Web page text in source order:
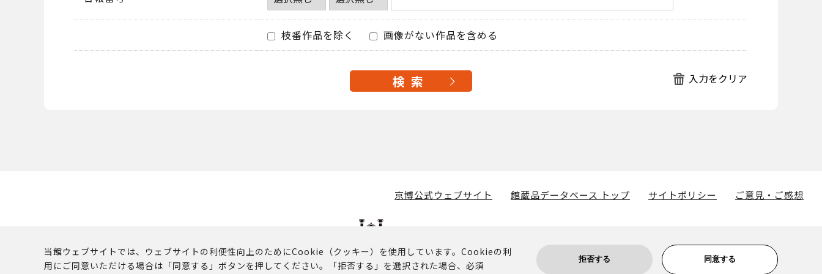
枝番作品を除く 画像がない作品を含める
京博公式ウェブサイト 館蔵品データベース トップ サイトポリシー ご意見・ご感想
このウェブサイトに掲載されるコンテンツに関する著作権その他の権利は、京都国立博物館に帰属します。
当館ウェブサイトでは、ウェブサイトの利便性向上のためにCookie（クッキー）を使用しています。Cookieの利
用にご同意いただける場合は「同意する」ボタンを押してください。「拒否する」を選択された場合、必須
拒否する 同意する